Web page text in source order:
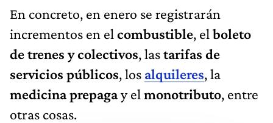
En concreto, en enero se registrarán
incrementos en el combustible, el boleto
de trenes y colectivos, lastarifas de
servicios públicos, los alquileres, la
medicina prepagay el monotributo, entre
otras cosas.